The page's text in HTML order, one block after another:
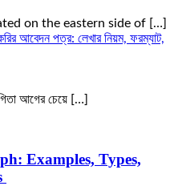
on the eastern side of […]
আবেদন পত্র: লেখার নিয়ম, ফরম্যাট,
আগের চেয়ে […]
Examples, Types,